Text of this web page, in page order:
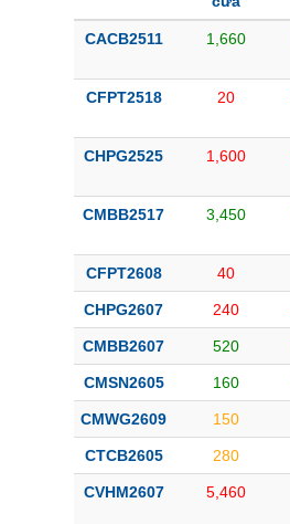
CACB2511 1,660
CFPT2518 20
CHPG2525 1,600
CMBB2517 3,450
CFPT2608 40
CHPG2607 240
CMBB2607 520
CMSN2605 160
CMWG2609 150
CTCB2605 280
CVHM2607 5,460